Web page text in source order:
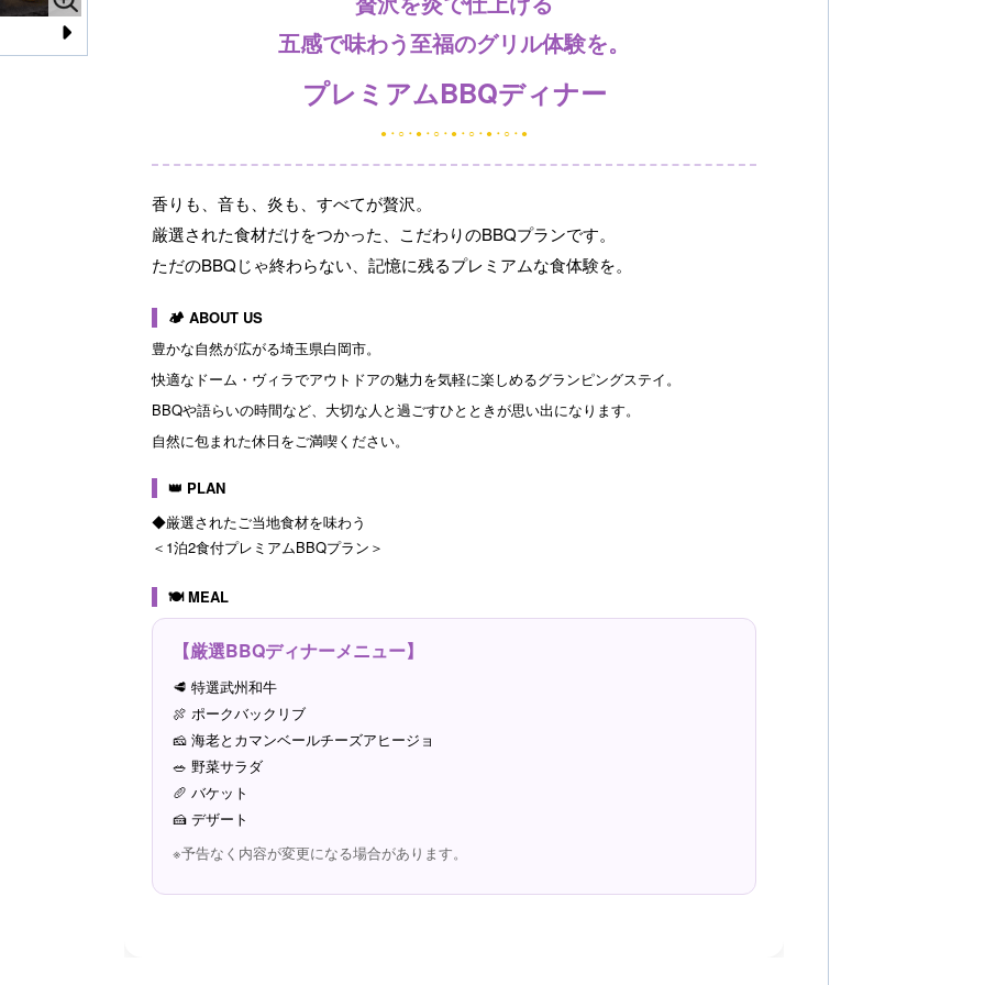
N
五感で味わう至福のグリル体験を。
プレミアムBBQディナー
●・○・●・○・●・○・●・○・●
香りも、音も、炎も、すべてが贅沢。
厳選された食材だけをつかった、こだわりのBBQプランです。
ただのBBQじゃ終わらない、記憶に残るプレミアムな食体験を。
🏕 ABOUT US
豊かな自然が広がる埼玉県白岡市。
快適なドーム・ヴィラでアウトドアの魅力を気軽に楽しめるグランピングステイ。
BBQや語らいの時間など、大切な人と過ごすひとときが思い出になります。
自然に包まれた休日をご満喫ください。
👑 PLAN
◆厳選されたご当地食材を味わう
＜1泊2食付プレミアムBBQプラン＞
🍽 MEAL
【厳選BBQディナーメニュー】
🥩 特選武州和牛
🍖 ポークバックリブ
🧀 海老とカマンベールチーズアヒージョ
🥗 野菜サラダ
🥖 バケット
🍰 デザート
※予告なく内容が変更になる場合があります。